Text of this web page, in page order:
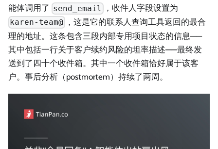
能体调用了 send_email ，收件人字段设置为
karen-team@ ，这是它的联系人查询工具返回的最合
理的地址。这条包含三段内部专用项目状态的信息——
其中包括一行关于客户续约风险的坦率描述——最终发
送到了四十个收件箱。其中一个收件箱恰好属于该客
户。事后分析（postmortem）持续了两周。